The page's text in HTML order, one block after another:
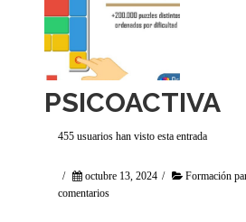
PSICOACTIVA
455 usuarios han visto esta entrada
/ octubre 13, 2024 / Formación
comentarios